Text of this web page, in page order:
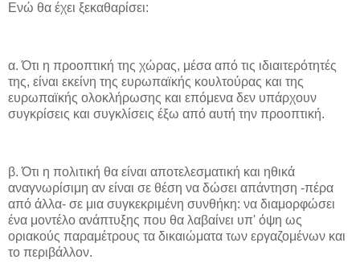
Ενώ θα έχει ξεκαθαρίσει:
α. Ότι η προοπτική της χώρας, μέσα από τις ιδιαιτερότητές
της, είναι εκείνη της ευρωπαϊκής κουλτούρας και της
ευρωπαϊκής ολοκλήρωσης και επόμενα δεν υπάρχουν
συγκρίσεις και συγκλίσεις έξω από αυτή την προοπτική.
β. Ότι η πολιτική θα είναι αποτελεσματική και ηθικά
αναγνωρίσιμη αν είναι σε θέση να δώσει απάντηση -πέρα
από άλλα- σε μια συγκεκριμένη συνθήκη: να διαμορφώσει
ένα μοντέλο ανάπτυξης που θα λαβαίνει υπ' όψη ως
οριακούς παραμέτρους τα δικαιώματα των εργαζομένων και
το περιβάλλον.